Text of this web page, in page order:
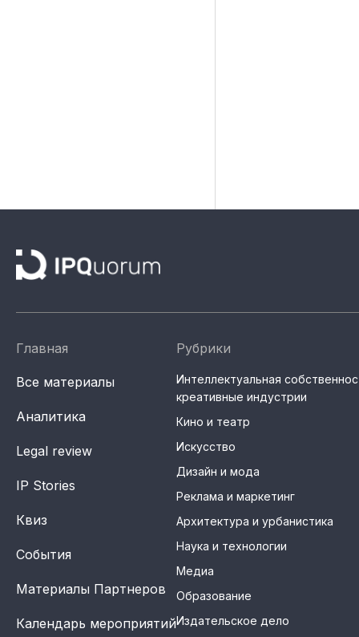
Главная
Все материалы
Аналитика
Legal review
IP Stories
Квиз
События
Материалы Партнеров
Календарь мероприятий
Рубрики
Интеллектуальная
креативные индустрии
Кино и театр
Искусство
Дизайн и мода
Реклама и маркетинг
Архитектура и урбанистика
Наука и технологии
Медиа
Образование
Издательское дело